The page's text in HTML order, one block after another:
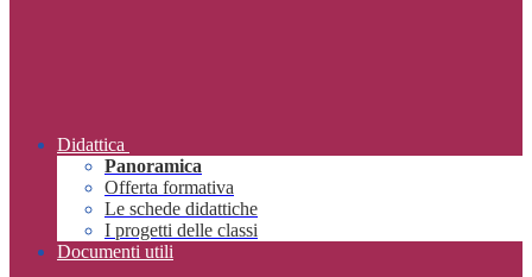
Didattica
Panoramica
Offerta formativa
Le schede didattiche
I progetti delle classi
Documenti utili